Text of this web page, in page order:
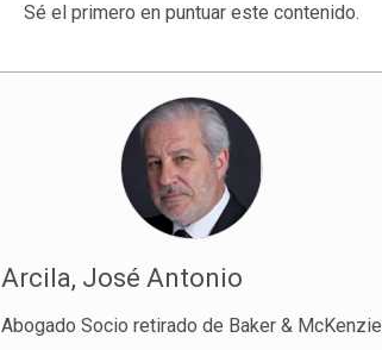
Sé el primero en puntuar este contenido.
Arcila, José Antonio
Abogado Socio retirado de Baker & McKenzie